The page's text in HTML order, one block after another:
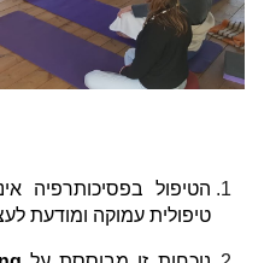
הטיפול בפסיכותרפיה
טיפולית עמוקה ומודעת